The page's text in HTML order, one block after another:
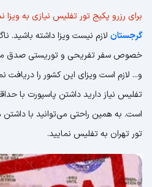
برای رزرو پکیج تور تفلیس نیازی به ویزا
گرجستان لازم نیست ویزا داشته باشید.
خصوص سفر تفریحی و توریستی صدق
و... لازم است ویزای این کشور را دریافت
است. به همین راحتی می‌توانید با داشتن
تور تهران به تفلیس نمایید.